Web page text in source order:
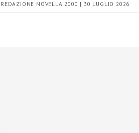
REDAZIONE NOVELLA 2000 | 30 LUGLIO 2026